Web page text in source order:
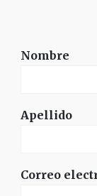
Nombre
Apellido
Correo